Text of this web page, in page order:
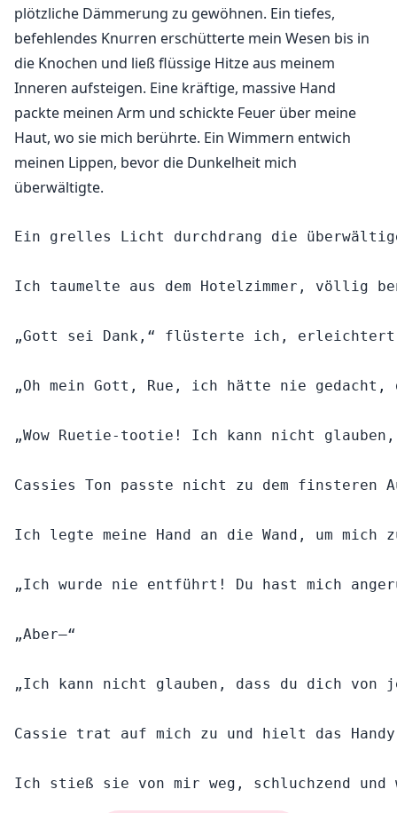
plötzliche Dämmerung zu gewöhnen. Ein tiefes,
befehlendes Knurren erschütterte mein Wesen bis in
die Knochen und ließ flüssige Hitze aus meinem
Inneren aufsteigen. Eine kräftige, massive Hand
packte meinen Arm und schickte Feuer über meine
Haut, wo sie mich berührte. Ein Wimmern entwich
meinen Lippen, bevor die Dunkelheit mich
überwältigte.
Ein grelles Licht durchdrang die
Ich taumelte aus dem Hotelzimmer, völlig
„Gott sei Dank,“ flüsterte ich, erleichtert,
„Oh mein Gott, Rue, ich hätte nie
„Wow Ruetie-tootie! Ich kann nicht
Cassies Ton passte nicht zu dem finsteren
Ich legte meine Hand an die Wand, um
„Ich wurde nie entführt! Du hast mich
„Aber—“
„Ich kann nicht glauben, dass du dich von
Cassie trat auf mich zu und hielt das